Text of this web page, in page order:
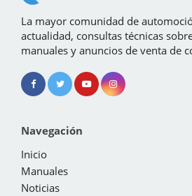
La mayor comunidad de
actualidad, consultas técnicas
manuales y anuncios de venta de
Navegación
Inicio
Manuales
Noticias